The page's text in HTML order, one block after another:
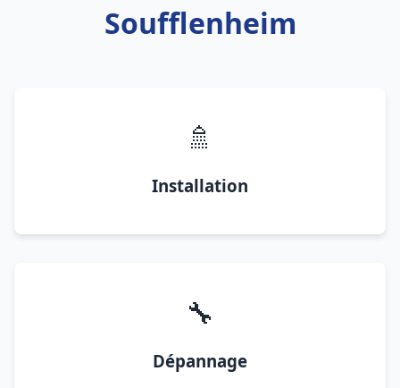
Soufflenheim
🚿
Installation
🔧
Dépannage